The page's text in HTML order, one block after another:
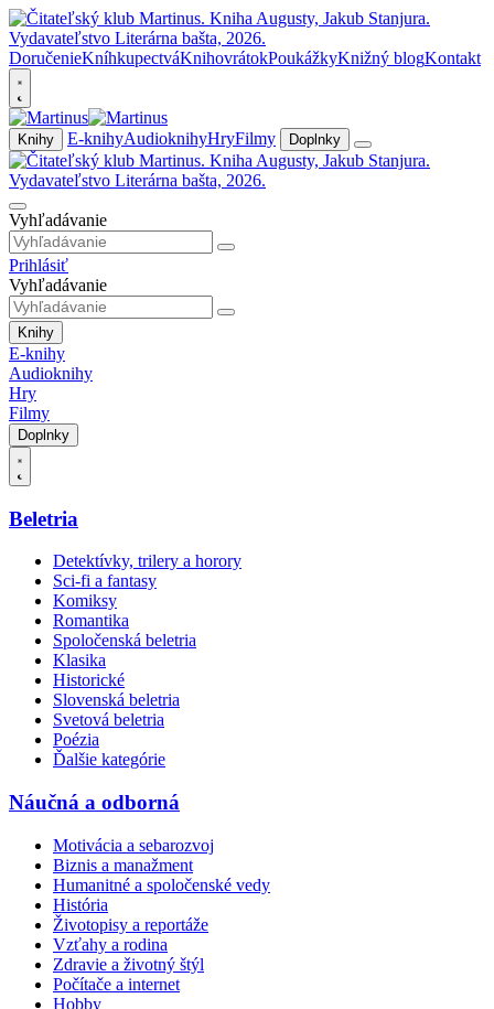
DoručenieKníhkupectváKnihovrátokPoukážkyKnižný blogKontakt
Knihy E-knihyAudioknihyHryFilmy Doplnky
Vyhľadávanie
Prihlásiť
Vyhľadávanie
Knihy
E-knihy
Audioknihy
Hry
Filmy
Doplnky
Beletria
Detektívky, trilery a horory
Sci-fi a fantasy
Komiksy
Romantika
Spoločenská beletria
Klasika
Historické
Slovenská beletria
Svetová beletria
Poézia
Ďalšie kategórie
Náučná a odborná
Motivácia a sebarozvoj
Biznis a manažment
Humanitné a spoločenské vedy
História
Životopisy a reportáže
Vzťahy a rodina
Zdravie a životný štýl
Počítače a internet
Hobby